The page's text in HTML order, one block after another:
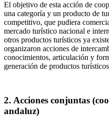
El objetivo de esta acción de
una categoría y un producto de
competitivo, que pudiera
mercado turístico nacional e
otros productos turísticos ya
organizaron acciones de
conocimientos, articulación y
generación de productos
2. Acciones conjuntas
andaluz)